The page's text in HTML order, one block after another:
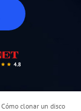
Cómo clonar un disco